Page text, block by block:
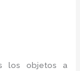
los objetos a